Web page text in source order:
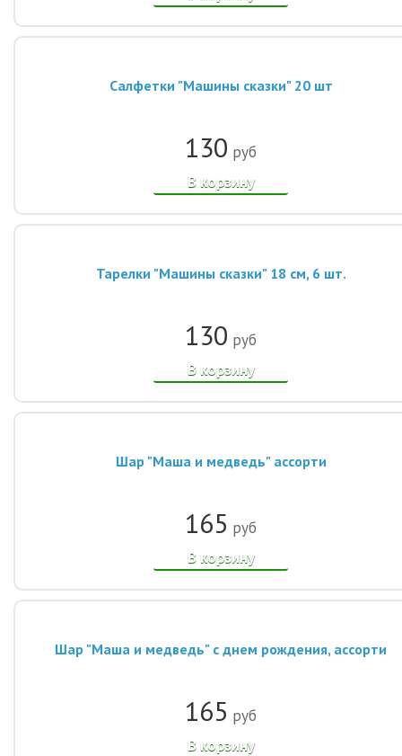
Салфетки "Машины сказки" 20 шт
130 руб
В корзину
Тарелки "Машины сказки" 18 см, 6 шт.
130 руб
В корзину
Шар "Маша и медведь" ассорти
165 руб
В корзину
Шар "Маша и медведь" с днем рождения, ассорти
165 руб
В корзину